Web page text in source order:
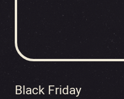
Black Friday